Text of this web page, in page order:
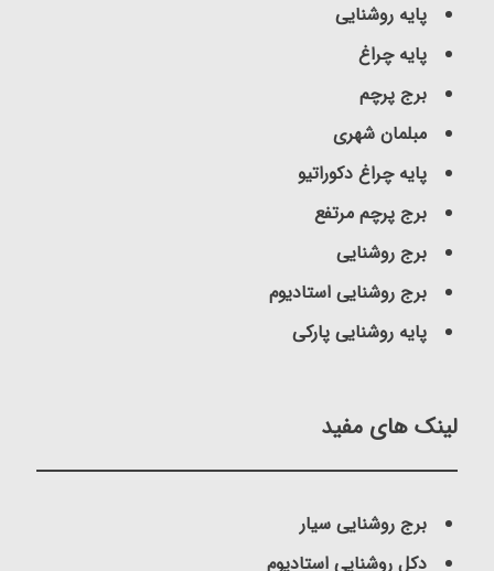
پایه روشنایی
پایه چراغ
برج پرچم
مبلمان شهری
پایه چراغ دکوراتیو
برج پرچم مرتفع
برج روشنایی
برج روشنایی استادیوم
پایه روشنایی پارکی
لینک های مفید
برج روشنایی سیار
دکل روشنایی استادیوم